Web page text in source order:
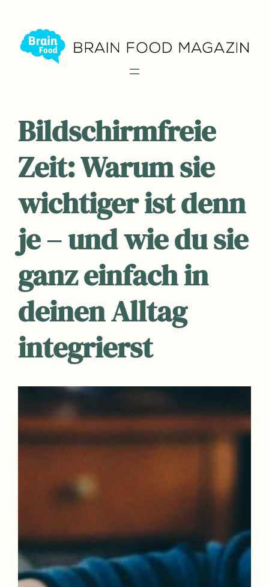
Inhalt
springen
Bildschirmfreie
Zeit: Warum sie
wichtiger ist denn
je – und wie du sie
ganz einfach in
deinen Alltag
integrierst